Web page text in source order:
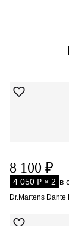
8 100 ₽
4 050 ₽ × 2 в
Dr.Martens Dante